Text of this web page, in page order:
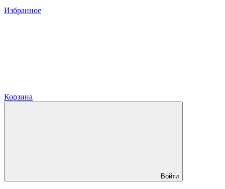
Избранное
Корзина
Войти